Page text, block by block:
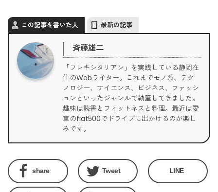
この記事を書いた人 最新の記事
斉藤雄二
「フレキシタリアン」を実践している静岡在
住のWebライター。これまでモノ系、テク
ノロジー、サイエンス、ビジネス、ファッシ
ョンといったジャンルで執筆してきました。
趣味は読書とフィットネスと料理。最近は愛
車のfiat500でドライブに出かけるのが楽し
みです。
share Tweet LINE